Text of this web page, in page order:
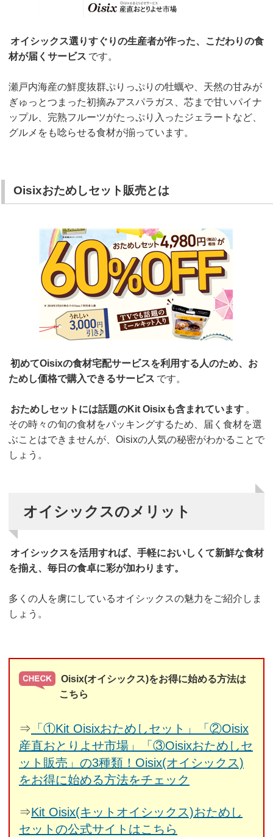
オイシックス選りすぐりの生産者が作った、こだわりの食
材が届くサービス です。
瀬戸内海産の鮮度抜群ぷりっぷりの牡蠣や、天然の甘みが
ぎゅっとつまった初摘みアスパラガス、芯まで甘いパイナ
ップル、完熟フルーツがたっぷり入ったジェラートなど、
グルメをも唸らせる食材が揃っています。
Oisixおためしセット販売とは
初めてOisixの食材宅配サービスを利用する人のため、お
ためし価格で購入できるサービス です。
おためしセットには話題のKit Oisixも含まれています 。
その時々の旬の食材をパッキングするため、届く食材を選
ぶことはできませんが、Oisixの人気の秘密がわかることで
しょう。
オイシックスのメリット
オイシックスを活用すれば、手軽においしくて新鮮な食材
を揃え、毎日の食卓に彩が加わります。
多くの人を虜にしているオイシックスの魅力をご紹介しま
しょう。
Oisix(オイシックス)をお得に始める方法は
こちら
⇒ 「①Kit Oisixおためしセット」「②Oisix
産直おとりよせ市場」「③Oisixおためしセ
ット販売」の3種類！Oisix(オイシックス)
をお得に始める方法をチェック
⇒Kit Oisix(キットオイシックス)おためし
セットの公式サイトはこちら